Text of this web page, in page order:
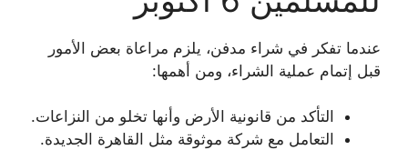
عندما تفكر في شراء مدفن، يلزم مراعاة بعض الأمور
قبل إتمام عملية الشراء، ومن أهمها:
التأكد من قانونية الأرض وأنها تخلو من النزاعات.
التعامل مع شركة موثوقة مثل القاهرة الجديدة.